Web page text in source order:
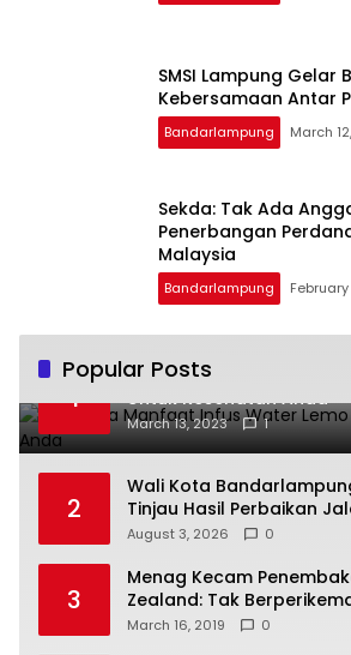
SMSI Lampung Gelar
Kebersamaan Antar
Bandarlampung March
Sekda: Tak Ada
Penerbangan
Malaysia
Bandarlampung February
Popular Posts
1
Beberapa Manfaat Infus
Untuk Kesehatan Anda
March 13, 2023 1
2
Wali Kota
Tinjau Hasil Perbaikan
August 3, 2026 0
3
Menag Kecam
Zealand: Tak
March 16, 2019 0